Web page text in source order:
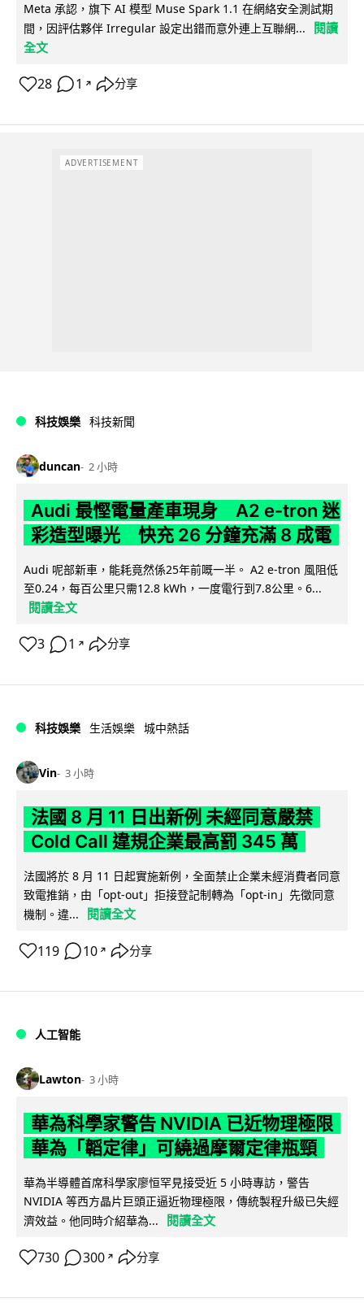
Meta 承認，旗下 AI 模型 Muse Spark 1.1 在網絡安全測試期
間，因評估夥伴 Irregular 設定出錯而意外連上互聯網...
閱讀
全文
28 1 ↗ 分享
ADVERTISEMENT
科技娛樂 科技新聞
duncan 2 小時
Audi 最慳電量產車現身 A2 e-tron 迷
彩造型曝光 快充 26 分鐘充滿 8 成電
Audi 呢部新車，能耗竟然係25年前嘅一半。 A2 e-tron 風阻低
至0.24，每百公里只需12.8 kWh，一度電行到7.8公里。6...
閱讀全文
3 1 ↗ 分享
科技娛樂 生活娛樂 城中熱話
Vin 3 小時
法國 8 月 11 日出新例 未經同意嚴禁
Cold Call 違規企業最高罰 345 萬
法國將於 8 月 11 日起實施新例，全面禁止企業未經消費者同意
致電推銷，由「opt-out」拒接登記制轉為「opt-in」先徵同意
機制。違...
閱讀全文
119 10 ↗ 分享
人工智能
Lawton 3 小時
華為科學家警告 NVIDIA 已近物理極限
華為「韜定律」可繞過摩爾定律瓶頸
華為半導體首席科學家廖恒罕見接受近 5 小時專訪，警告
NVIDIA 等西方晶片巨頭正逼近物理極限，傳統製程升級已失經
濟效益。他同時介紹華為...
閱讀全文
730 300 ↗ 分享